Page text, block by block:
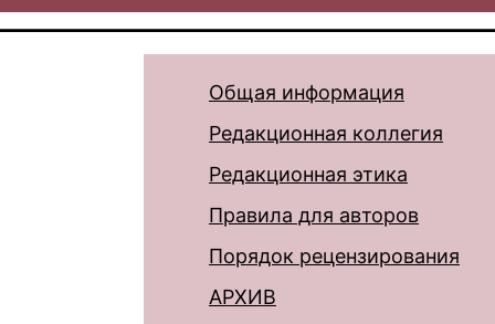
Общая информация
Редакционная коллегия
Редакционная этика
Правила для авторов
Порядок рецензирования
АРХИВ